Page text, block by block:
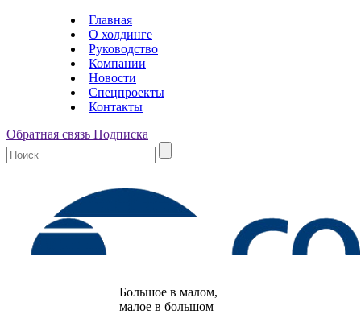
Главная
О холдинге
Руководство
Компании
Новости
Спецпроекты
Контакты
Обратная связь Подписка
Большое в малом,
малое в большом